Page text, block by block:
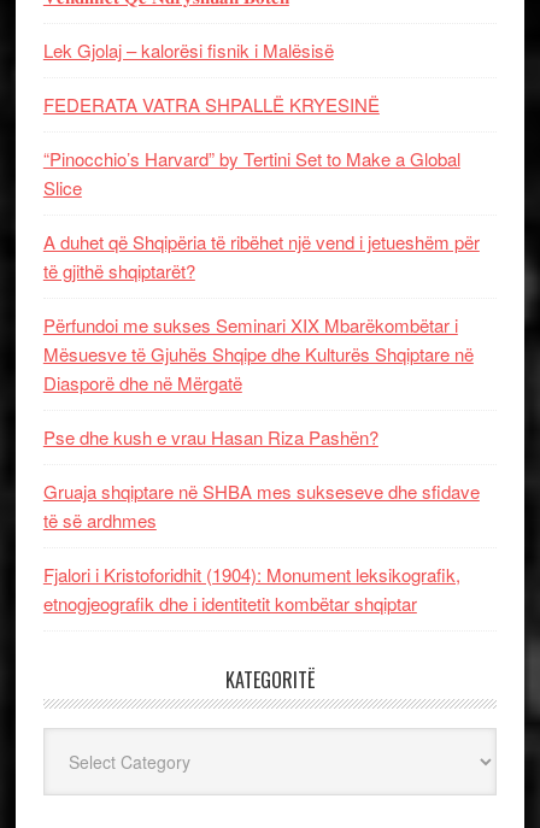
Lek Gjolaj – kalorësi fisnik i Malësisë
FEDERATA VATRA SHPALLË KRYESINË
“Pinocchio’s Harvard” by Tertini Set to Make a Global
Slice
A duhet që Shqipëria të ribëhet një vend i jetueshëm për
të gjithë shqiptarët?
Përfundoi me sukses Seminari XIX Mbarëkombëtar i
Mësuesve të Gjuhës Shqipe dhe Kulturës Shqiptare në
Diasporë dhe në Mërgatë
Pse dhe kush e vrau Hasan Riza Pashën?
Gruaja shqiptare në SHBA mes sukseseve dhe sfidave
të së ardhmes
Fjalori i Kristoforidhit (1904): Monument leksikografik,
etnogjeografik dhe i identitetit kombëtar shqiptar
KATEGORITË